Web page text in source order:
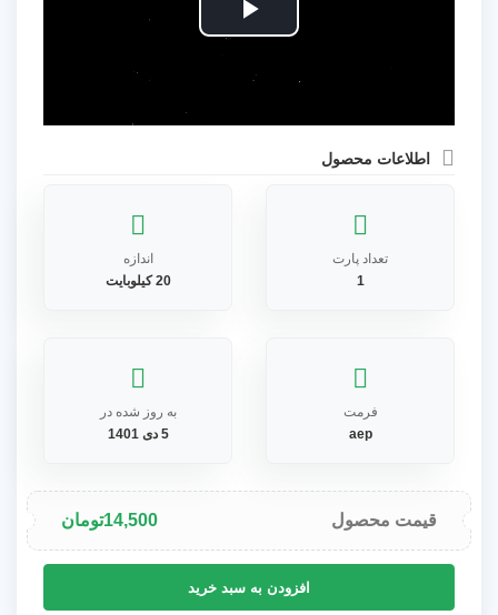
Play
اطلاعات محصول
تعداد پارت
1
اندازه
20 کیلوبایت
فرمت
aep
به روز شده در
5 دی 1401
قیمت محصول 14,500تومان
افترافکت
افزودن به سبد خرید